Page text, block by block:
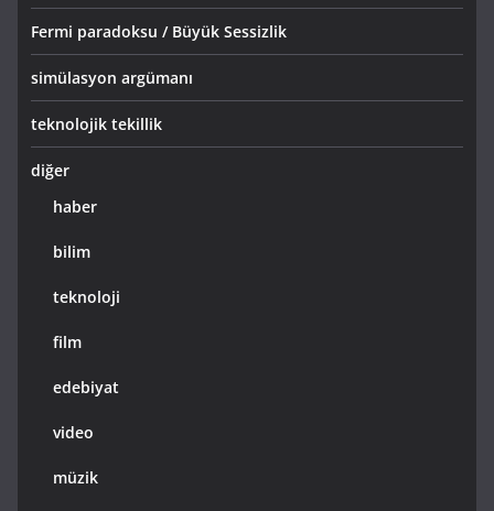
Fermi paradoksu / Büyük Sessizlik
simülasyon argümanı
teknolojik tekillik
diğer
haber
bilim
teknoloji
film
edebiyat
video
müzik